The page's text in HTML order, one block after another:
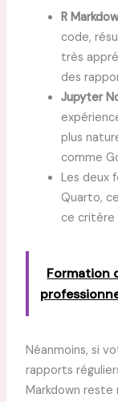
R
code,
très
des
Jupyter
plus
comme
Les deux
Quarto,
ce critère
Formation
Néanmoins, si
rapports
Markdown